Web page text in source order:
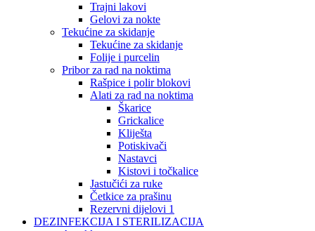
Trajni lakovi
Gelovi za nokte
Tekućine za skidanje
Tekućine za skidanje
Folije i purcelin
Pribor za rad na noktima
Rašpice i polir blokovi
Alati za rad na noktima
Škarice
Grickalice
Kliješta
Potiskivači
Nastavci
Kistovi i točkalice
Jastučići za ruke
Četkice za prašinu
Rezervni dijelovi 1
DEZINFEKCIJA I STERILIZACIJA